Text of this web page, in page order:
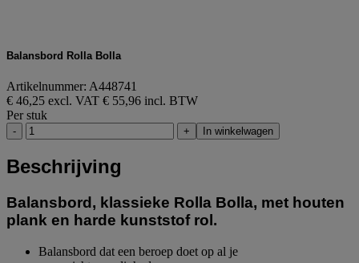
Balansbord Rolla Bolla
Artikelnummer: A448741
€ 46,25 excl. VAT € 55,96 incl. BTW
Per stuk
- + In winkelwagen
Beschrijving
Balansbord, klassieke Rolla Bolla, met houten
plank en harde kunststof rol.
Balansbord dat een beroep doet op al je